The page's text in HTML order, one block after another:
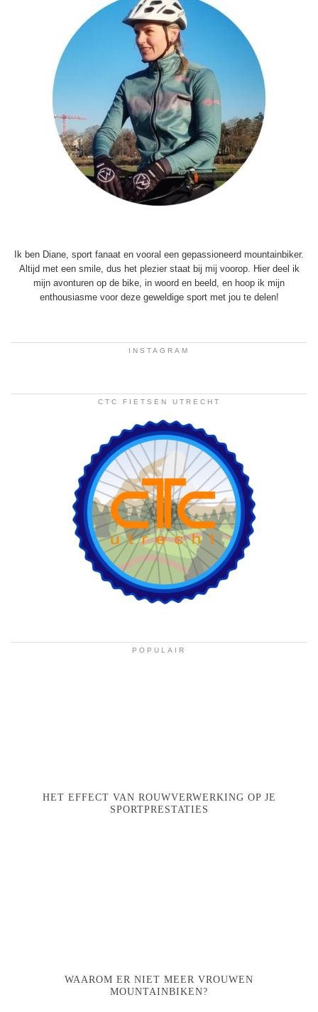
Ik ben Diane, sport fanaat en vooral een gepassioneerd mountainbiker.
Altijd met een smile, dus het plezier staat bij mij voorop. Hier deel ik
mijn avonturen op de bike, in woord en beeld, en hoop ik mijn
enthousiasme voor deze geweldige sport met jou te delen!
INSTAGRAM
CTC FIETSEN UTRECHT
POPULAIR
HET EFFECT VAN ROUWVERWERKING OP JE
SPORTPRESTATIES
WAAROM ER NIET MEER VROUWEN
MOUNTAINBIKEN?